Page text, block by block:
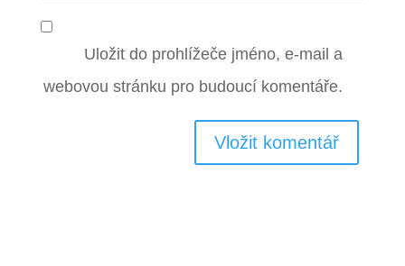
Uložit do prohlížeče jméno, e-mail a
webovou stránku pro budoucí komentáře.